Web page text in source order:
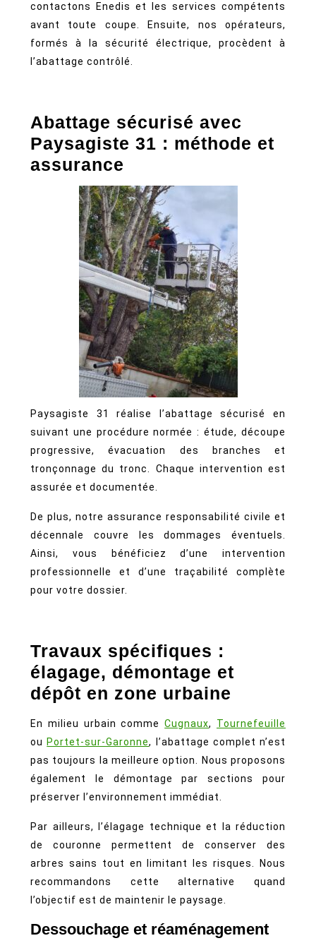
contactons Enedis et les services compétents
avant toute coupe. Ensuite, nos opérateurs,
formés à la sécurité électrique, procèdent à
l’abattage contrôlé.
Abattage sécurisé avec
Paysagiste 31 : méthode et
assurance
Paysagiste 31 réalise l’abattage sécurisé en
suivant une procédure normée : étude, découpe
progressive, évacuation des branches et
tronçonnage du tronc. Chaque intervention est
assurée et documentée.
De plus, notre assurance responsabilité civile et
décennale couvre les dommages éventuels.
Ainsi, vous bénéficiez d’une intervention
professionnelle et d’une traçabilité complète
pour votre dossier.
Travaux spécifiques :
élagage, démontage et
dépôt en zone urbaine
En milieu urbain commeCugnaux, Tournefeuille
ou Portet-sur-Garonne, l’abattage complet n’est
pas toujours la meilleure option. Nous proposons
également le démontage par sections pour
préserver l’environnement immédiat.
Par ailleurs, l’élagage technique et la réduction
de couronne permettent de conserver des
arbres sains tout en limitant les risques. Nous
recommandons cette alternative quand
l’objectif est de maintenir le paysage.
Dessouchage et réaménagement